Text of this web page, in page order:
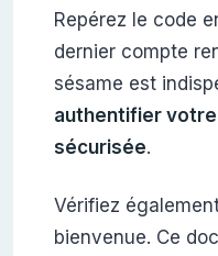
Repérez le code
dernier compte
sésame est
authentifier
sécurisée.
Vérifiez
bienvenue. Ce